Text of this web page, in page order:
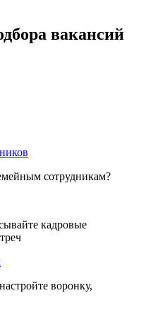
вакансий
сотрудникам?
кадровые
воронку,